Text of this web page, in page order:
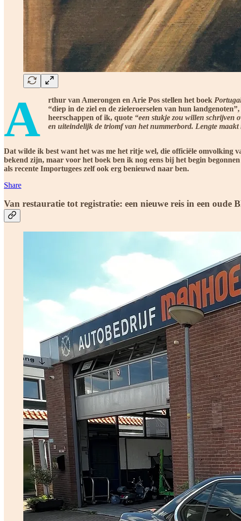
A rthur van Amerongen en Arie Pos stellen het boek
“diep in de ziel en de zieleroerselen van hun
heerschappen of ik, quote “een stukje zou willen schrijven
en uiteindelijk de triomf van het nummerbord. Lengte
Dat wilde ik best want het was me het ritje wel, die officiële omvolking
bekend zijn, maar voor het boek ben ik nog eens bij het begin
als recente Importugees zelf ook erg benieuwd naar ben.
Share
Van restauratie tot registratie: een nieuwe reis in een oude